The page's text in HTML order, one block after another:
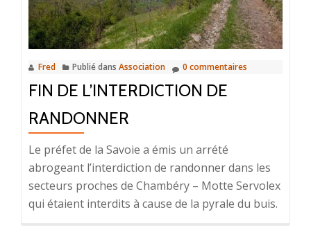
Fred Publié dans Association 0 commentaires
FIN DE L’INTERDICTION DE
RANDONNER
Le préfet de la Savoie a émis un arrété
abrogeant l’interdiction de randonner dans les
secteurs proches de Chambéry – Motte Servolex
qui étaient interdits à cause de la pyrale du buis.